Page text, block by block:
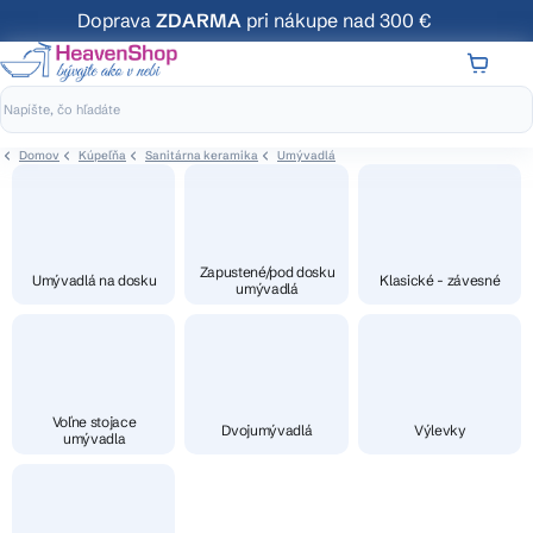
na
obsah
Doprava ZDARMA pri nákupe nad 300 €
Domov Kúpeľňa Sanitárna keramika Umývadlá
Umývadlá na dosku
Zapustené/pod dosku
umývadlá
Klasické - závesné
Voľne stojace
umývadla
Dvojumývadlá Výlevky